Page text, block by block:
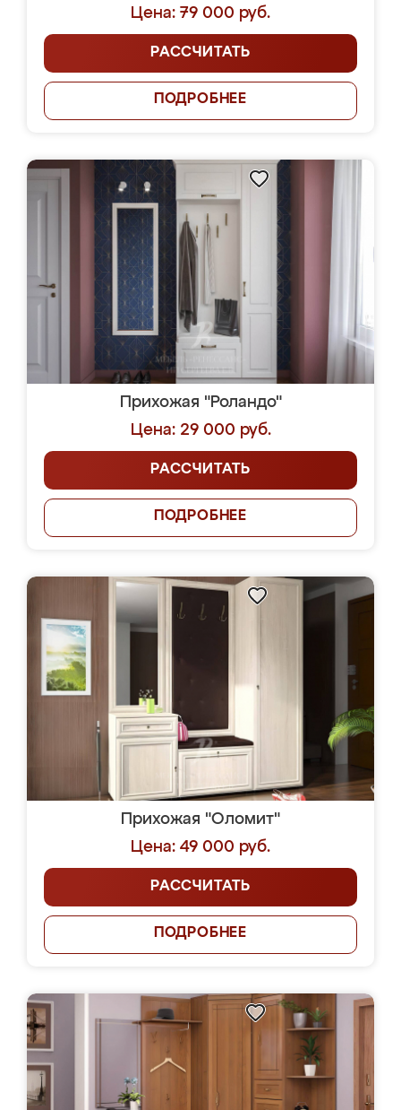
Цена: 79 000 руб.
РАССЧИТАТЬ
ПОДРОБНЕЕ
Прихожая "Роландо"
Цена: 29 000 руб.
РАССЧИТАТЬ
ПОДРОБНЕЕ
Прихожая "Оломит"
Цена: 49 000 руб.
РАССЧИТАТЬ
ПОДРОБНЕЕ